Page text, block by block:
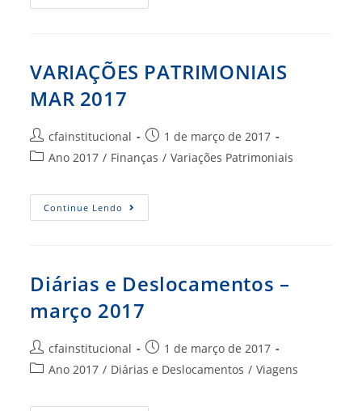
Março
VARIAÇÕES PATRIMONIAIS
MAR 2017
Autor
do
cfainstitucional
Post
publicado:
1 de março de 2017
Categoria
post:
Ano 2017 / Finanças / Variações Patrimoniais
Continue Lendo VARIAÇÕES
PATRIMONIAIS
Diárias e Deslocamentos –
março 2017
Autor
do
cfainstitucional
Post
publicado:
1 de março de 2017
Categoria
post:
Ano 2017 / Diárias e Deslocamentos / Viagens